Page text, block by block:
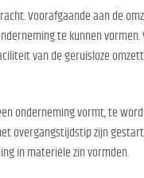
Voorafgaande aan de
te kunnen vormen.
van de geruisloze
onderneming vormt, te
overgangstijdstip zijn
in materiële zin vormden.